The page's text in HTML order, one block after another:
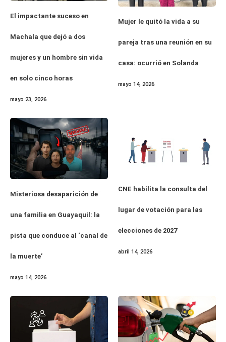
El impactante suceso en
Machala que dejó a dos
mujeres y un hombre sin vida
en solo cinco horas
mayo 23, 2026
Mujer le quitó la vida a su
pareja tras una reunión en su
casa: ocurrió en Solanda
mayo 14, 2026
Misteriosa desaparición de
una familia en Guayaquil: la
pista que conduce al ‘canal de
la muerte’
mayo 14, 2026
CNE habilita la consulta del
lugar de votación para las
elecciones de 2027
abril 14, 2026